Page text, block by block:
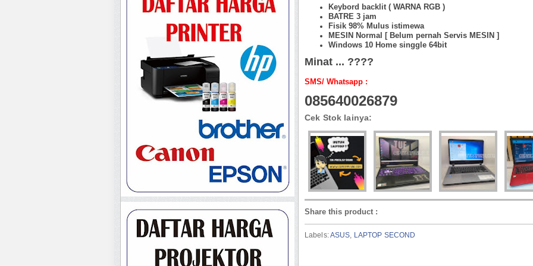
Keybord backlit ( WARNA RGB )
BATRE 3 jam
Fisik 98% Mulus istimewa
MESIN Normal [ Belum pernah Servis MESIN ]
Windows 10 Home singgle 64bit
Minat ... ????
SMS/ Whatsapp :
085640026879
Cek Stok lainya:
Share this product :
Labels:ASUS LAPTOP SECOND